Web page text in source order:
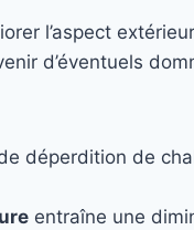
l’aspect
d’éventuels
déperdition de
entraîne une